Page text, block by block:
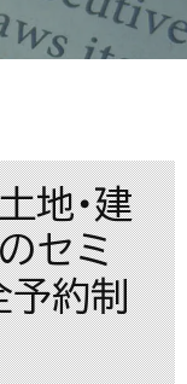
地・建
セミ
予約制